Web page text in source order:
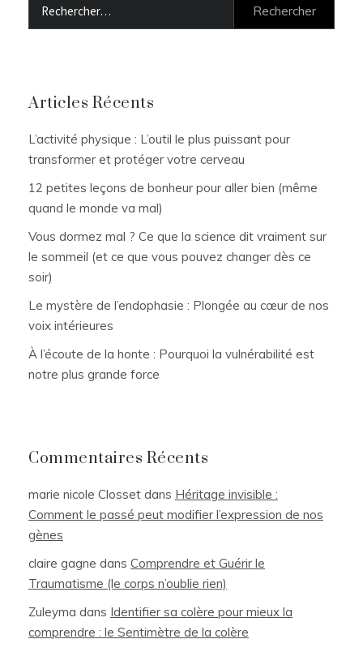
Articles Récents
L’activité physique : L’outil le plus puissant pour
transformer et protéger votre cerveau
12 petites leçons de bonheur pour aller bien (même
quand le monde va mal)
Vous dormez mal ? Ce que la science dit vraiment sur
le sommeil (et ce que vous pouvez changer dès ce
soir)
Le mystère de l’endophasie : Plongée au cœur de nos
voix intérieures
À l’écoute de la honte : Pourquoi la vulnérabilité est
notre plus grande force
Commentaires Récents
marie nicole Closset dans Héritage invisible :
Comment le passé peut modifier l’expression de nos
gènes
claire gagne dans Comprendre et Guérir le
Traumatisme (le corps n’oublie rien)
Zuleyma dans Identifier sa colère pour mieux la
comprendre : le Sentimètre de la colère